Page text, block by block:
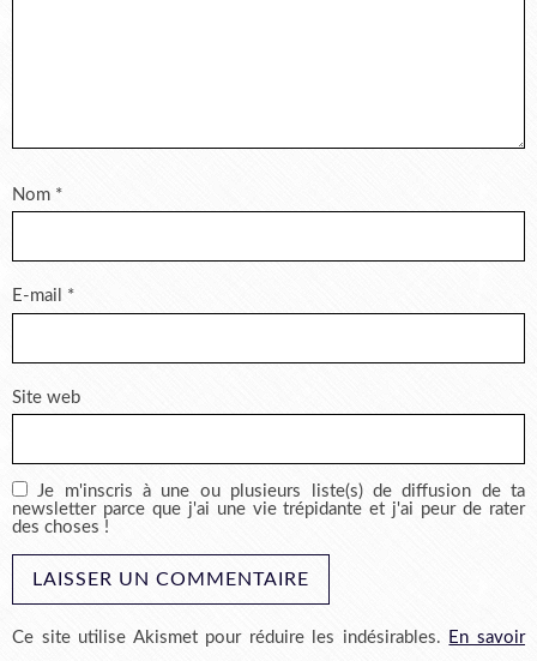
Nom *
E-mail *
Site web
Je m'inscris à une ou plusieurs liste(s) de diffusion de ta
newsletter parce que j'ai une vie trépidante et j'ai peur de rater
des choses !
Ce site utilise Akismet pour réduire les indésirables. En savoir